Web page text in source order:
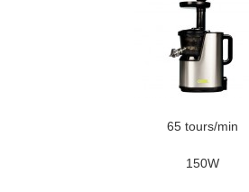
65 tours/min
150W